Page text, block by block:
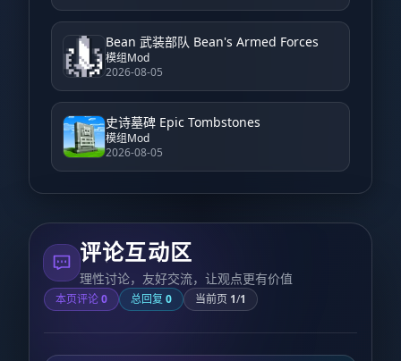
Bean 武装部队 Bean's Armed Forces
模组Mod
2026-08-05
史诗墓碑 Epic Tombstones
模组Mod
2026-08-05
评论互动区
理性讨论，友好交流，让观点更有价值
本页评论0 总回复 0 当前页 1/1